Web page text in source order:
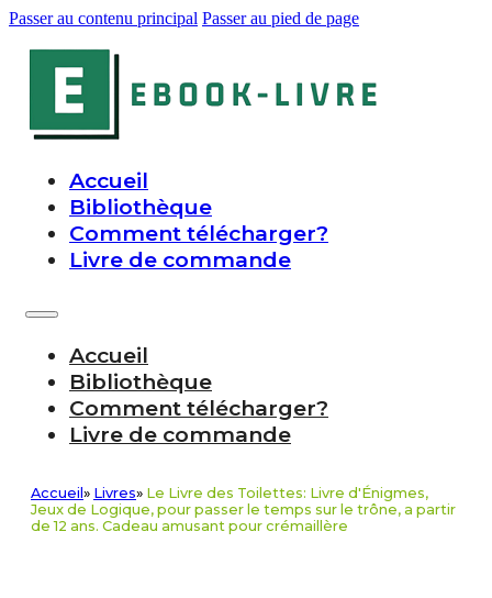
Passer au contenu principal Passer au pied de page
Accueil
Bibliothèque
Comment télécharger?
Livre de commande
Accueil
Bibliothèque
Comment télécharger?
Livre de commande
Accueil » Livres» Le Livre des Toilettes: Livre d'Énigmes,
Jeux de Logique, pour passer le temps sur le trône, a partir
de 12 ans. Cadeau amusant pour crémaillère